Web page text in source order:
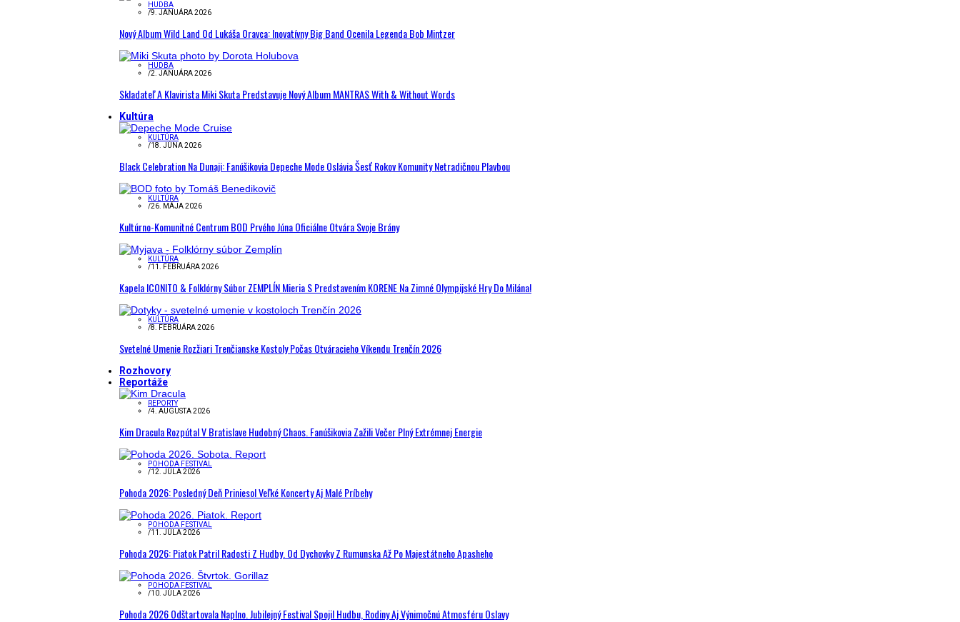
HUDBA
/9. JANUÁRA 2026
Nový Album Wild Land Od Lukáša Oravca: Inovatívny Big Band Ocenila Legenda Bob Mintzer
HUDBA
/2. JANUÁRA 2026
Skladateľ A Klavirista Miki Skuta Predstavuje Nový Album MANTRAS With & Without Words
Kultúra
KULTÚRA
/18. JÚNA 2026
Black Celebration Na Dunaji: Fanúšikovia Depeche Mode Oslávia Šesť Rokov Komunity Netradičnou Plavbou
KULTÚRA
/26. MÁJA 2026
Kultúrno-Komunitné Centrum BOD Prvého Júna Oficiálne Otvára Svoje Brány
KULTÚRA
/11. FEBRUÁRA 2026
Kapela ICONITO & Folklórny Súbor ZEMPLÍN Mieria S Predstavením KORENE Na Zimné Olympijské Hry Do Milána!
KULTÚRA
/8. FEBRUÁRA 2026
Svetelné Umenie Rozžiari Trenčianske Kostoly Počas Otváracieho Víkendu Trenčín 2026
Rozhovory
Reportáže
REPORTY
/4. AUGUSTA 2026
Kim Dracula Rozpútal V Bratislave Hudobný Chaos. Fanúšikovia Zažili Večer Plný Extrémnej Energie
POHODA FESTIVAL
/12. JÚLA 2026
Pohoda 2026: Posledný Deň Priniesol Veľké Koncerty Aj Malé Príbehy
POHODA FESTIVAL
/11. JÚLA 2026
Pohoda 2026: Piatok Patril Radosti Z Hudby. Od Dychovky Z Rumunska Až Po Majestátneho Apasheho
POHODA FESTIVAL
/10. JÚLA 2026
Pohoda 2026 Odštartovala Naplno. Jubilejný Festival Spojil Hudbu, Rodiny Aj Výnimočnú Atmosféru Oslavy